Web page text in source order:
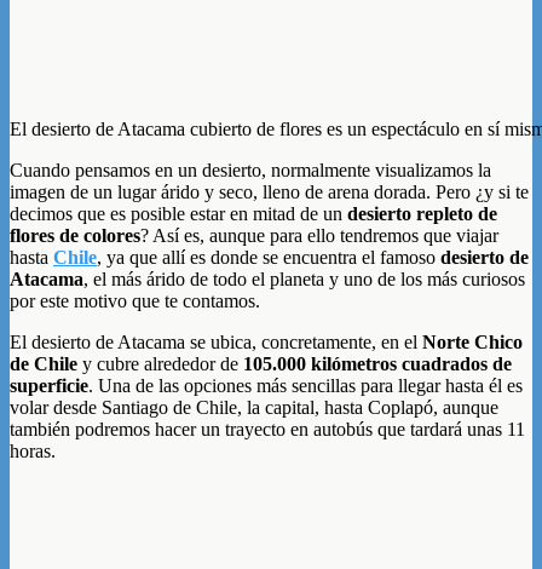
El desierto de Atacama cubierto de flores es un espectáculo en sí
Cuando pensamos en un desierto, normalmente visualizamos la
imagen de un lugar árido y seco, lleno de arena dorada. Pero ¿y si te
decimos que es posible estar en mitad de un desierto repleto de
flores de colores? Así es, aunque para ello tendremos que viajar
hasta Chile, ya que allí es donde se encuentra el famoso desierto de
Atacama, el más árido de todo el planeta y uno de los más curiosos
por este motivo que te contamos.
El desierto de Atacama se ubica, concretamente, en el Norte Chico
de Chile y cubre alrededor de 105.000 kilómetros cuadrados de
superficie. Una de las opciones más sencillas para llegar hasta él es
volar desde Santiago de Chile, la capital, hasta Coplapó, aunque
también podremos hacer un trayecto en autobús que tardará unas 11
horas.